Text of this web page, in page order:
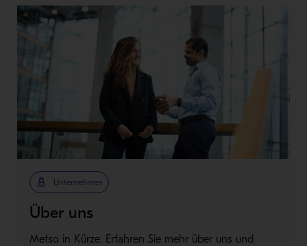
Unternehmen
Über uns
Metso in Kürze. Erfahren Sie mehr über uns und